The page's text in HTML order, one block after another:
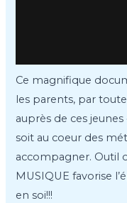
Ce magnifique
les parents, par
auprès de ces
soit au coeur des
accompagner. Outil
MUSIQUE favorise
en soi!!!